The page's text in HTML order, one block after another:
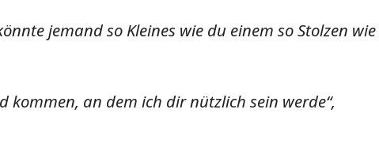
jemand so Kleines wie du einem so Stolzen wie
kommen, an dem ich dir nützlich sein werde“,